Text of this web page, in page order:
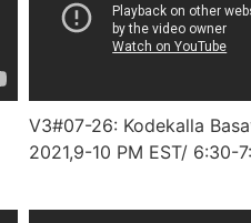
V3#07-26: Kodekalla
2021,9-10 PM EST/ 6:30-